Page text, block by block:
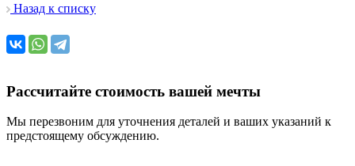
Назад к списку
Рассчитайте стоимость вашей мечты
Мы перезвоним для уточнения деталей и ваших указаний к
предстоящему обсуждению.